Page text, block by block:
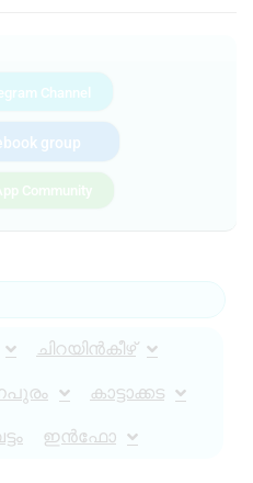
Channel
group
Community
ചിറയിൻകീഴ്
കാട്ടാക്കട
ഇൻഫോ